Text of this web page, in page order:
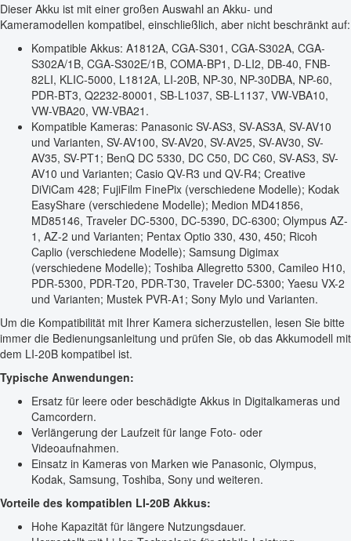
Dieser Akku ist mit einer großen Auswahl an Akku- und
Kameramodellen kompatibel, einschließlich, aber nicht beschränkt auf:
Kompatible Akkus: A1812A, CGA-S301, CGA-S302A, CGA-
S302A/1B, CGA-S302E/1B, COMA-BP1, D-LI2, DB-40, FNB-
82LI, KLIC-5000, L1812A, LI-20B, NP-30, NP-30DBA, NP-60,
PDR-BT3, Q2232-80001, SB-L1037, SB-L1137, VW-VBA10,
VW-VBA20, VW-VBA21.
Kompatible Kameras: Panasonic SV-AS3, SV-AS3A, SV-AV10
und Varianten, SV-AV100, SV-AV20, SV-AV25, SV-AV30, SV-
AV35, SV-PT1; BenQ DC 5330, DC C50, DC C60, SV-AS3, SV-
AV10 und Varianten; Casio QV-R3 und QV-R4; Creative
DiViCam 428; FujiFilm FinePix (verschiedene Modelle); Kodak
EasyShare (verschiedene Modelle); Medion MD41856,
MD85146, Traveler DC-5300, DC-5390, DC-6300; Olympus AZ-
1, AZ-2 und Varianten; Pentax Optio 330, 430, 450; Ricoh
Caplio (verschiedene Modelle); Samsung Digimax
(verschiedene Modelle); Toshiba Allegretto 5300, Camileo H10,
PDR-5300, PDR-T20, PDR-T30, Traveler DC-5300; Yaesu VX-2
und Varianten; Mustek PVR-A1; Sony Mylo und Varianten.
Um die Kompatibilität mit Ihrer Kamera sicherzustellen, lesen Sie bitte
immer die Bedienungsanleitung und prüfen Sie, ob das Akkumodell mit
dem LI-20B kompatibel ist.
Typische Anwendungen:
Ersatz für leere oder beschädigte Akkus in Digitalkameras und
Camcordern.
Verlängerung der Laufzeit für lange Foto- oder
Videoaufnahmen.
Einsatz in Kameras von Marken wie Panasonic, Olympus,
Kodak, Samsung, Toshiba, Sony und weiteren.
Vorteile des kompatiblen LI-20B Akkus:
Hohe Kapazität für längere Nutzungsdauer.